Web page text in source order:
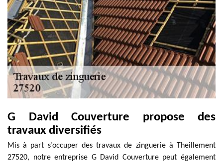
G David Couverture propose des
travaux diversifiés
Mis à part s’occuper des travaux de zinguerie à Theillement
27520, notre entreprise G David Couverture peut également